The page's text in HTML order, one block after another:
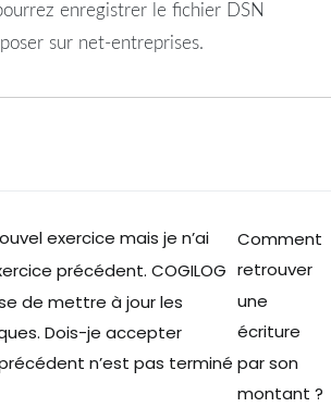
enregistrer le fichier DSN
sur net-entreprises.
exercice mais je n’ai
précédent. COGILOG
de mettre à jour les
Dois-je accepter
n’est pas terminé
Comment
retrouver
une
écriture
par son
montant ?